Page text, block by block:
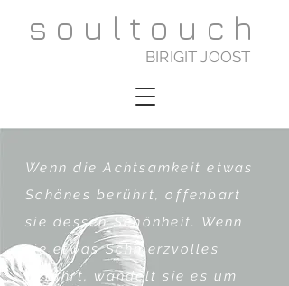
BIRIGIT JOOST
soultouch
Wenn die Achtsamkeit etwas
Schönes berührt, o ffenbart
sie dessen Schönheit. Wenn
sie etwas Schmerzvolles
berührt, wandelt sie es um